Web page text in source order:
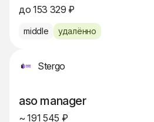
до 153 329 ₽
middle удалённо
Stergo
aso manager
~ 191 545 ₽